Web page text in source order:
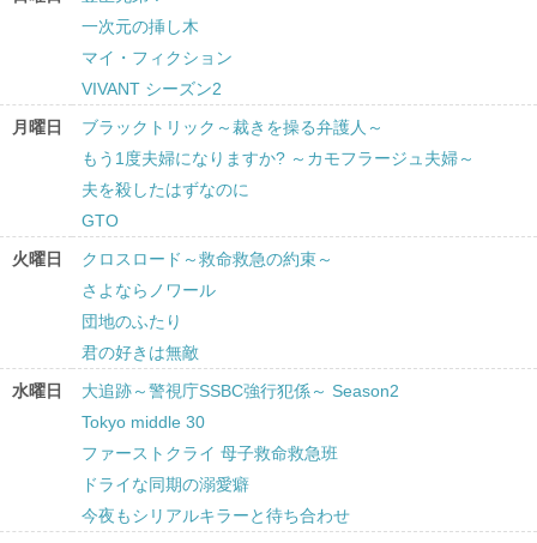
一次元の挿し木
マイ・フィクション
VIVANT シーズン2
月曜日
ブラックトリック～裁きを操る弁護人～
もう1度夫婦になりますか? ～カモフラージュ夫婦～
夫を殺したはずなのに
GTO
火曜日
クロスロード～救命救急の約束～
さよならノワール
団地のふたり
君の好きは無敵
水曜日
大追跡～警視庁SSBC強行犯係～ Season2
Tokyo middle 30
ファーストクライ 母子救命救急班
ドライな同期の溺愛癖
今夜もシリアルキラーと待ち合わせ